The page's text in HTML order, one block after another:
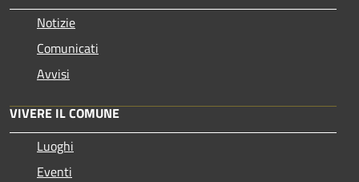
Notizie
Comunicati
Avvisi
VIVERE IL COMUNE
Luoghi
Eventi